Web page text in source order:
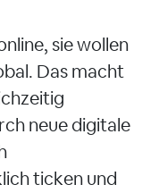
sie wollen
Das macht
neue digitale
ticken und